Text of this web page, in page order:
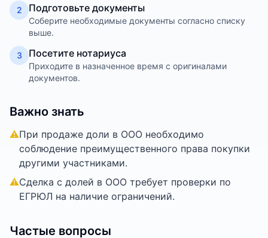
2 Подготовьте документы
Соберите необходимые документы согласно списку
выше.
3 Посетите нотариуса
Приходите в назначенное время с оригиналами
документов.
Важно знать
⚠При продаже доли в ООО необходимо
соблюдение преимущественного права покупки
другими участниками.
⚠Сделка с долей в ООО требует проверки по
ЕГРЮЛ на наличие ограничений.
Частые вопросы